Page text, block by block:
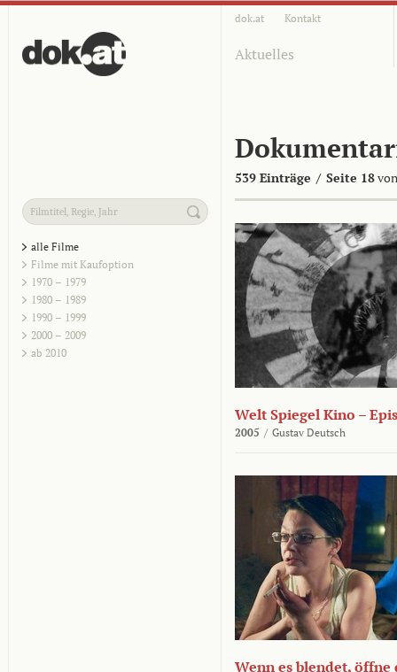
dok.at Kontakt
Aktuelles
539 Einträge / Seite 18
alle Filme
Filme mit Kaufoption
1970 – 1979
1980 – 1989
1990 – 1999
2000 – 2009
ab 2010
Welt Spiegel Kino –
2005 / Gustav Deutsch
Wenn es blendet, öffne